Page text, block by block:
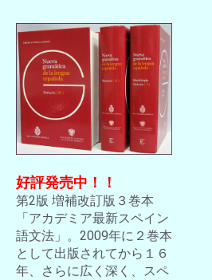
好評発売中！！
第2版 増補改訂版３巻本
「アカデミア最新スペイン
語文法」。2009年に２巻本
として出版されてから１６
年、さらに広く深く、スペ